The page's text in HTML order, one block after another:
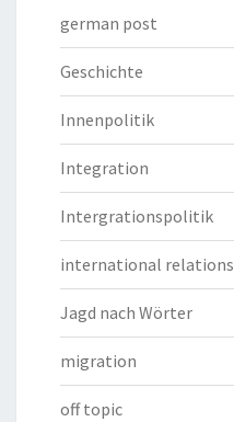
german post
Geschichte
Innenpolitik
Integration
Intergrationspolitik
international relations
Jagd nach Wörter
migration
off topic